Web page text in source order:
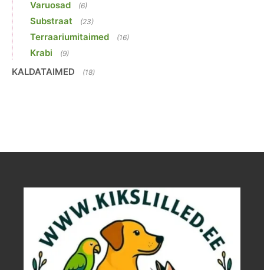
Varuosad (6)
Substraat (23)
Terraariumitaimed (16)
Krabi (9)
KALDATAIMED (18)